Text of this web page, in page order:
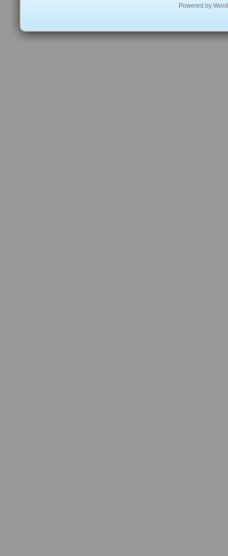
Powered by